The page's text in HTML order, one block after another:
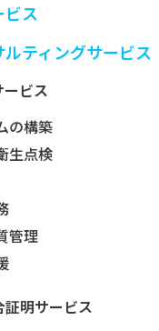
ビス
ティングサービス
ービス
の構築
生点検
管理
明サービス